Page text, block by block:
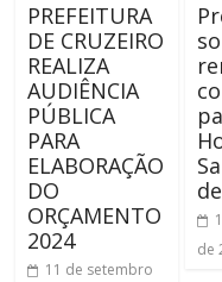
PREFEITURA
DE CRUZEIRO
REALIZA
AUDIÊNCIA
PÚBLICA
PARA
ELABORAÇÃO
DO
ORÇAMENTO
2024
11 de setembro
de